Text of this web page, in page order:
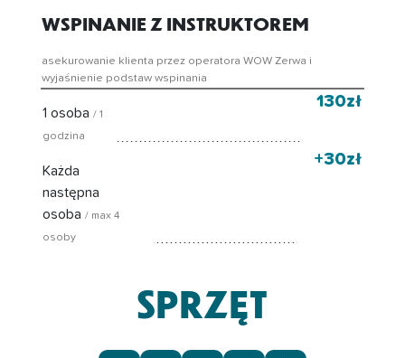
WSPINANIE Z INSTRUKTOREM
asekurowanie klienta przez operatora WOW Zerwa i
wyjaśnienie podstaw wspinania
1 osoba/ 1
godzina
130zł
Każda
następna
osoba/ max 4
osoby
+30zł
SPRZĘT